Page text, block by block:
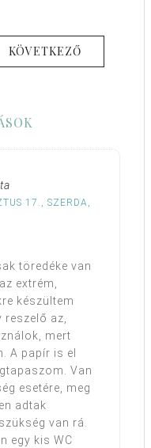
KÖVETKEZŐ
17., SZERDA,
töredéke van
extrém,
készültem
reszelő az,
mert
A papír is el
Van
esetére, meg
adtak
van rá.
egy kis WC